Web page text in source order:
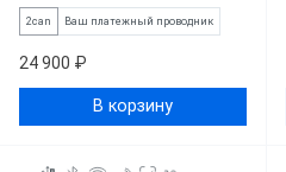
2can Ваш платежный проводник
24 900 ₽
В корзину